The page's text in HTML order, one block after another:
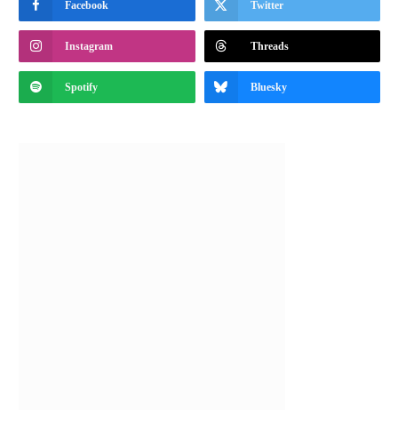
Facebook Twitter
Instagram Threads
Spotify Bluesky